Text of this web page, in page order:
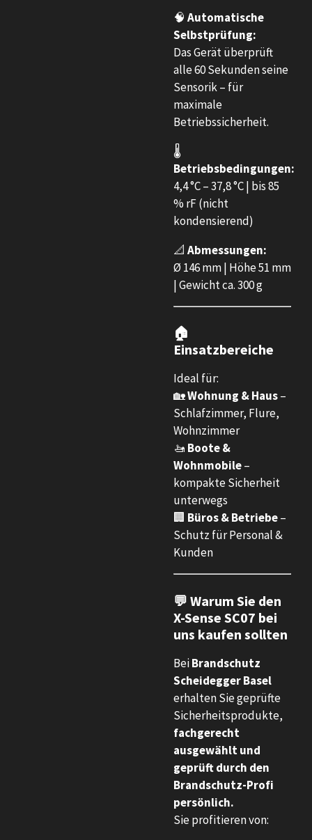
🧠 Automatische
Selbstprüfung:
Das Gerät überprüft
alle 60 Sekunden seine
Sensorik – für
maximale
Betriebssicherheit.
🌡️
Betriebsbedingungen:
4,4 °C – 37,8 °C | bis 85
% rF (nicht
kondensierend)
📐 Abmessungen:
Ø 146 mm | Höhe 51 mm
| Gewicht ca. 300 g
🏠
Einsatzbereiche
Ideal für:
🏡Wohnung & Haus–
Schlafzimmer, Flure,
Wohnzimmer
🚤 Boote &
Wohnmobile–
kompakte Sicherheit
unterwegs
🏢 Büros & Betriebe–
Schutz für Personal &
Kunden
💬 Warum Sie den
X-Sense SC07 bei
uns kaufen sollten
BeiBrandschutz
Scheidegger Basel
erhalten Sie geprüfte
Sicherheitsprodukte,
fachgerecht
ausgewählt und
geprüft durch den
Brandschutz-Profi
persönlich.
Sie profitieren von: